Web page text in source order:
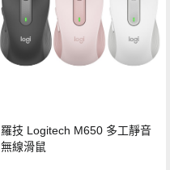
羅技 Logitech M650 多工靜音
無線滑鼠